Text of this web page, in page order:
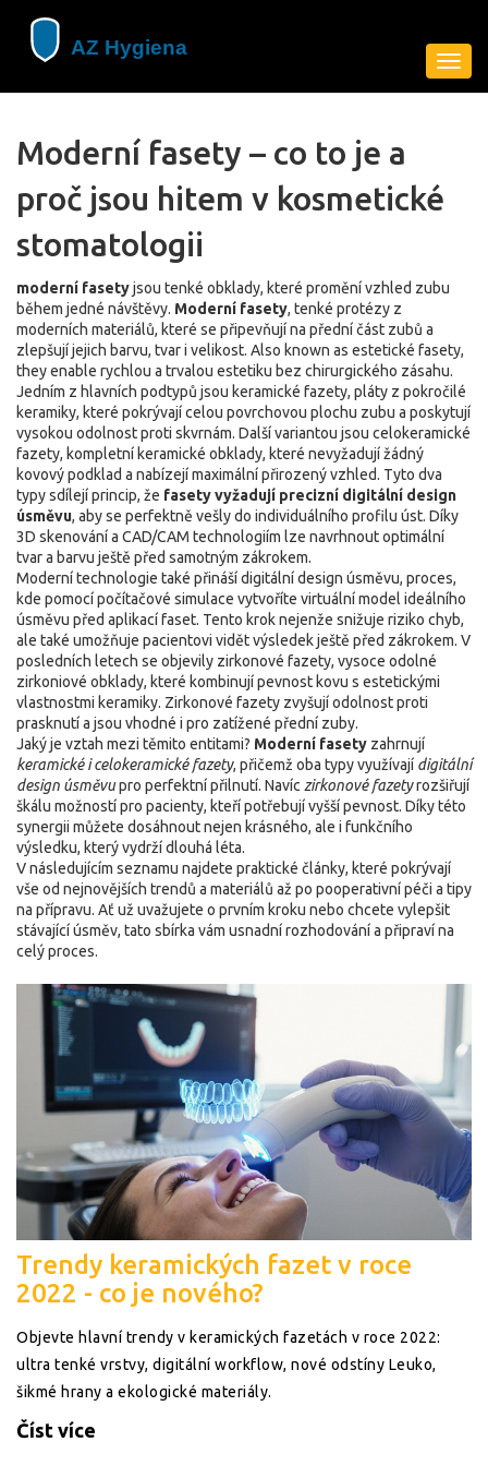
Moderní fasety – co to je a
proč jsou hitem v kosmetické
stomatologii
moderní fasetyjsou tenké obklady, které promění vzhled zubu
během jedné návštěvy. Moderní fasety, tenké protézy z
moderních materiálů, které se připevňují na přední část zubů a
zlepšují jejich barvu, tvar i velikost. Also known as estetické fasety,
they enable rychlou a trvalou estetiku bez chirurgického zásahu.
Jedním z hlavních podtypů jsou keramické fazety, pláty z pokročilé
keramiky, které pokrývají celou povrchovou plochu zubu a poskytují
vysokou odolnost proti skvrnám. Další variantou jsou celokeramické
fazety, kompletní keramické obklady, které nevyžadují žádný
kovový podklad a nabízejí maximální přirozený vzhled. Tyto dva
typy sdílejí princip, že fasety vyžadují precizní digitální design
úsměvu, aby se perfektně vešly do individuálního profilu úst. Díky
3D skenování a CAD/CAM technologiím lze navrhnout optimální
tvar a barvu ještě před samotným zákrokem.
Moderní technologie také přinášídigitální design úsměvu, proces,
kde pomocí počítačové simulace vytvoříte virtuální model ideálního
úsměvu před aplikací faset. Tento krok nejenže snižuje riziko chyb,
ale také umožňuje pacientovi vidět výsledek ještě před zákrokem. V
posledních letech se objevily zirkonové fazety, vysoce odolné
zirkoniové obklady, které kombinují pevnost kovu s estetickými
vlastnostmi keramiky. Zirkonové fazety zvyšují odolnost proti
prasknutí a jsou vhodné i pro zatížené přední zuby.
Jaký je vztah mezi těmito entitami? Moderní fasety zahrnují
keramické i celokeramické fazety, přičemž oba typy využívají digitální
design úsměvupro perfektní přilnutí. Navíc zirkonové fazetyrozšiřují
škálu možností pro pacienty, kteří potřebují vyšší pevnost. Díky této
synergii můžete dosáhnout nejen krásného, ale i funkčního
výsledku, který vydrží dlouhá léta.
V následujícím seznamu najdete praktické články, které pokrývají
vše od nejnovějších trendů a materiálů až po pooperativní péči a tipy
na přípravu. Ať už uvažujete o prvním kroku nebo chcete vylepšit
stávající úsměv, tato sbírka vám usnadní rozhodování a připraví na
celý proces.
Trendy keramických fazet v roce
2022 - co je nového?
Objevte hlavní trendy v keramických fazetách v roce 2022:
ultra tenké vrstvy, digitální workflow, nové odstíny Leuko,
šikmé hrany a ekologické materiály.
Číst více